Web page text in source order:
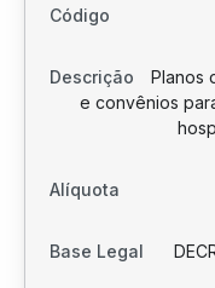
Planos
e convênios